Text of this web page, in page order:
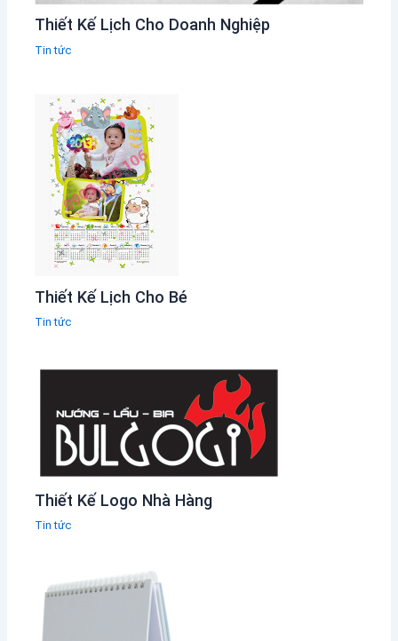
Thiết Kế Lịch Cho Doanh Nghiệp
Tin tức
Thiết Kế Lịch Cho Bé
Tin tức
Thiết Kế Logo Nhà Hàng
Tin tức